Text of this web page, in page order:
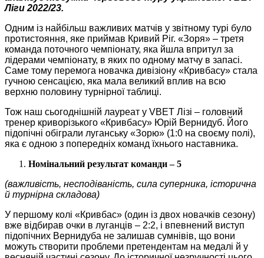
Ліги 2022/23.
Одним із найбільш важливих матчів у звітному турі було
протистояння, яке приймав Кривий Ріг. «Зоря» ‒ третя
команда поточного чемпіонату, яка йшла впритул за
лідерами чемпіонату, в яких по одному матчу в запасі.
Саме тому перемога новачка дивізіону «Кривбасу» стала
гучною сенсацією, яка мала великий вплив на всю
верхню половину турнірної таблиці.
Тож наш сьогоднішній лауреат у VBET Лізі – головний
тренер криворізького «Кривбасу» Юрій Вернидуб. Його
підопічні обіграли луганську «Зорю» (1:0 на своєму полі),
яка є одною з попередніх команд їхнього наставника.
Номінальний результат команди – 5
(важливість, несподіваність, сила суперника, історична
й турнірна складова)
У першому колі «Кривбас» (один із двох новачків сезону)
вже відбирав очки в луганців – 2:2, і впевнений виступ
підопічних Вернидуба не залишав сумнівів, що вони
можуть створити проблеми претендентам на медалі й у